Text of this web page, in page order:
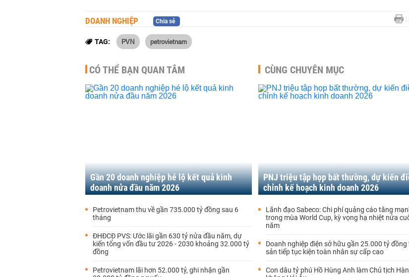
DOANH NGHIỆP Chia sẻ
TAG: PVN petrovietnam
CÓ THỂ BẠN QUAN TÂM
Gần 20 doanh nghiệp hé lộ kết quả kinh
doanh nửa đầu năm 2026
Petrovietnam thu về gần 735.000 tỷ đồng sau 6
tháng
ĐHĐCĐ PVS: Ước lãi gần 630 tỷ nửa đầu năm, dự
kiến tổng vốn đầu tư 2026 - 2030 khoảng 32.000 tỷ
đồng
Petrovietnam lãi hơn 52.000 tỷ, ghi nhận gần
CÙNG CHUYÊN MỤC
PNJ triệu tập họp bất thường, dự kiến
chỉnh kế hoạch kinh doanh 2026
Lãnh đạo Sabeco: Chi phí quảng cáo tăng
trong mùa World Cup, kỳ vọng hạ nhiệt nửa
năm
Doanh nghiệp điện sở hữu gần 25.000 tỷ đồng
sản tiếp tục kiện toàn nhân sự cấp cao
Con dâu tỷ phú Hồ Hùng Anh làm Chủ tịch